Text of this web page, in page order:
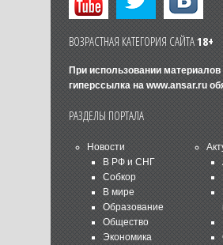
ВОЗРАСТНАЯ КАТЕГОРИЯ САЙТА18+
При использовании материалов
гиперссылка на www.ansar.ru
РАЗДЕЛЫ ПОРТАЛА
Новости
В РФ и СНГ
Собкор
В мире
Образование
Общество
Экономика